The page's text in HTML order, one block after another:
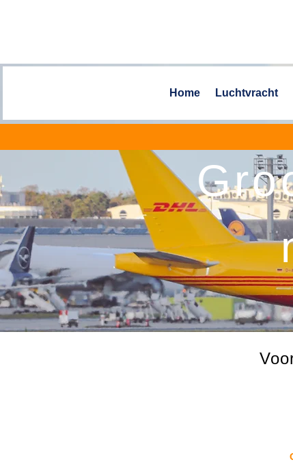
Home Luchtvracht